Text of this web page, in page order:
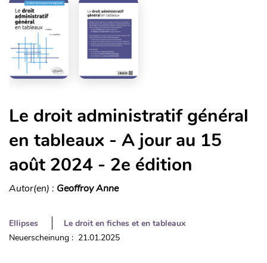
Le droit administratif général
en tableaux - A jour au 15
août 2024 - 2e édition
Autor(en) : Geoffroy Anne
Ellipses
Le droit en fiches et en tableaux
Neuerscheinung : 21.01.2025